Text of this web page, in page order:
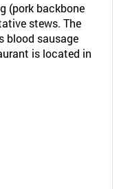
(pork backbone
stews. The
blood sausage
is located in